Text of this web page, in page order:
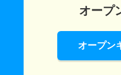
オープ
オープン